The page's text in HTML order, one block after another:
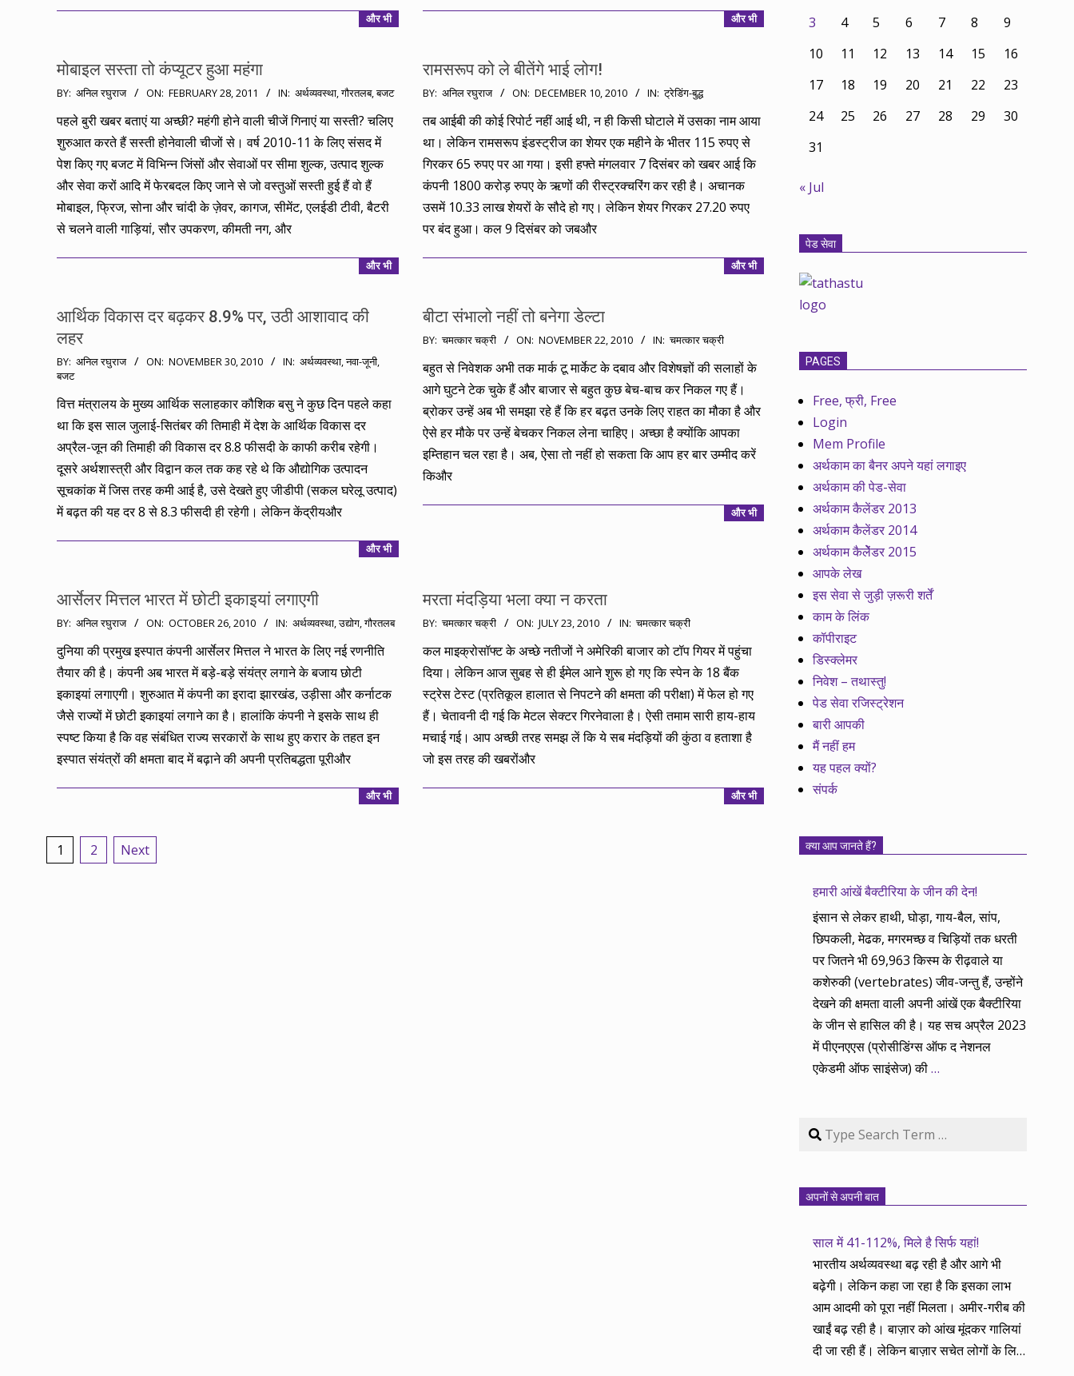
और भी और भी
मोबाइल सस्ता तो कंप्यूटर हुआ महंगा
2011-
02-
BY: अनिल रघुराज ON: FEBRUARY 28, 2011 IN: अर्थव्यवस्था,गौरतलब,बजट
पहले बुरी खबर बताएं या अच्छी? महंगी होने वाली चीजें गिनाएं या सस्ती? चलिए
शुरुआत करते हैं सस्ती होनेवाली चीजों से। वर्ष 2010-11 के लिए संसद में
पेश किए गए बजट में विभिन्न जिंसों और सेवाओं पर सीमा शुल्क, उत्पाद शुल्क
और सेवा करों आदि में फेरबदल किए जाने से जो वस्तुओं सस्ती हुई हैं वो हैं
मोबाइल, फ्रिज, सोना और चांदी के ज़ेवर, कागज, सीमेंट, एलईडी टीवी, बैटरी
से चलने वाली गाड़ियां, सौर उपकरण, कीमती नग, और
और भी
रामसरूप को ले बीतेंगे भाई लोग!
2010-
BY: अनिल रघुराज ON: DECEMBER 10, 2010 IN: ट्रेडिंग-बुद्ध
तब आईबी की कोई रिपोर्ट नहीं आई थी, न ही किसी घोटाले में उसका नाम आया
था। लेकिन रामसरूप इंडस्ट्रीज का शेयर एक महीने के भीतर 115 रुपए से
गिरकर 65 रुपए पर आ गया। इसी हफ्ते मंगलवार 7 दिसंबर को खबर आई कि
कंपनी 1800 करोड़ रुपए के ऋणों की रीस्ट्रक्चरिंग कर रही है। अचानक
उसमें 10.33 लाख शेयरों के सौदे हो गए। लेकिन शेयर गिरकर 27.20 रुपए
पर बंद हुआ। कल 9 दिसंबर को जबऔर
और भी
आर्थिक विकास दर बढ़कर 8.9% पर, उठी आशावाद की
लहर
2010-
11-
30
BY: अनिल रघुराज ON: NOVEMBER 30, 2010 IN: अर्थव्यवस्था,नवा-जूनी,
बजट
वित्त मंत्रालय के मुख्य आर्थिक सलाहकार कौशिक बसु ने कुछ दिन पहले कहा
था कि इस साल जुलाई-सितंबर की तिमाही में देश के आर्थिक विकास दर
अप्रैल-जून की तिमाही की विकास दर 8.8 फीसदी के काफी करीब रहेगी।
दूसरे अर्थशास्त्री और विद्वान कल तक कह रहे थे कि औद्योगिक उत्पादन
सूचकांक में जिस तरह कमी आई है, उसे देखते हुए जीडीपी (सकल घरेलू उत्पाद)
में बढ़त की यह दर 8 से 8.3 फीसदी ही रहेगी। लेकिन केंद्रीयऔर
और भी
बीटा संभालो नहीं तो बनेगा डेल्टा
2010-
22
BY: चमत्कार चक्री ON: NOVEMBER 22, 2010 IN: चमत्कार चक्री
बहुत से निवेशक अभी तक मार्क टू मार्केट के दबाव और विशेषज्ञों की सलाहों के
आगे घुटने टेक चुके हैं और बाजार से बहुत कुछ बेच-बाच कर निकल गए हैं।
ब्रोकर उन्हें अब भी समझा रहे हैं कि हर बढ़त उनके लिए राहत का मौका है और
ऐसे हर मौके पर उन्हें बेचकर निकल लेना चाहिए। अच्छा है क्योंकि आपका
इम्तिहान चल रहा है। अब, ऐसा तो नहीं हो सकता कि आप हर बार उम्मीद करें
किऔर
और भी
आर्सेलर मित्तल भारत में छोटी इकाइयां लगाएगी
2010-
10-
26
BY: अनिल रघुराज ON: OCTOBER 26, 2010 IN: अर्थव्यवस्था,उद्योग,गौरतलब
दुनिया की प्रमुख इस्पात कंपनी आर्सेलर मित्तल ने भारत के लिए नई रणनीति
तैयार की है। कंपनी अब भारत में बड़े-बड़े संयंत्र लगाने के बजाय छोटी
इकाइयां लगाएगी। शुरुआत में कंपनी का इरादा झारखंड, उड़ीसा और कर्नाटक
जैसे राज्यों में छोटी इकाइयां लगाने का है। हालांकि कंपनी ने इसके साथ ही
स्पष्ट किया है कि वह संबंधित राज्य सरकारों के साथ हुए करार के तहत इन
इस्पात संयंत्रों की क्षमता बाद में बढ़ाने की अपनी प्रतिबद्धता पूरीऔर
और भी
मरता मंदड़िया भला क्या न करता
2010-
23
BY: चमत्कार चक्री ON: JULY 23, 2010 IN: चमत्कार चक्री
कल माइक्रोसॉफ्ट के अच्छे नतीजों ने अमेरिकी बाजार को टॉप गियर में पहुंचा
दिया। लेकिन आज सुबह से ही ईमेल आने शुरू हो गए कि स्पेन के 18 बैंक
स्ट्रेस टेस्ट (प्रतिकूल हालात से निपटने की क्षमता की परीक्षा) में फेल हो गए
हैं। चेतावनी दी गई कि मेटल सेक्टर गिरनेवाला है। ऐसी तमाम सारी हाय-हाय
मचाई गई। आप अच्छी तरह समझ लें कि ये सब मंदड़ियों की कुंठा व हताशा है
जो इस तरह की खबरोंऔर
और भी
Posts
1 2 Next
3
4 5 6 7 8
9
10
11 12 13 14 15
16
17
18 19 20 21 22
23
24
25 26 27 28 29
30
31
« Jul
पेड सेवा
PAGES
Free, फ्री, Free
Login
Mem Profile
अर्थकाम का बैनर अपने यहां लगाइए
अर्थकाम की पेड-सेवा
अर्थकाम कैलेंडर 2013
अर्थकाम कैलेंडर 2014
अर्थकाम कैलेेंडर 2015
आपके लेख
इस सेवा से जुड़ी ज़रूरी शर्तें
काम के लिंक
कॉपीराइट
डिस्क्लेमर
निवेश – तथास्तु!
पेड सेवा रजिस्ट्रेशन
बारी आपकी
मैं नहीं हम
यह पहल क्यों?
संपर्क
क्या आप जानते हैं?
हमारी आंखें बैक्टीरिया के जीन की देन!
इंसान से लेकर हाथी, घोड़ा, गाय-बैल, सांप,
छिपकली, मेढक, मगरमच्छ व चिड़ियों तक धरती
पर जितने भी 69,963 किस्म के रीढ़वाले या
कशेरुकी (vertebrates) जीव-जन्तु हैं, उन्होंने
देखने की क्षमता वाली अपनी आंखें एक बैक्टीरिया
के जीन से हासिल की है। यह सच अप्रैल 2023
में पीएनएएस (प्रोसीडिंग्स ऑफ द नेशनल
एकेडमी ऑफ साइंसेज) की…
Search
अपनों से अपनी बात
साल में 41-112%, मिले है सिर्फ यहां!
भारतीय अर्थव्यवस्था बढ़ रही है और आगे भी
बढ़ेगी। लेकिन कहा जा रहा है कि इसका लाभ
आम आदमी को पूरा नहीं मिलता। अमीर-गरीब की
खाईं बढ़ रही है। बाज़ार को आंख मूंदकर गालियां
दी जा रही हैं। लेकिन बाज़ार सचेत लोगों के लिए